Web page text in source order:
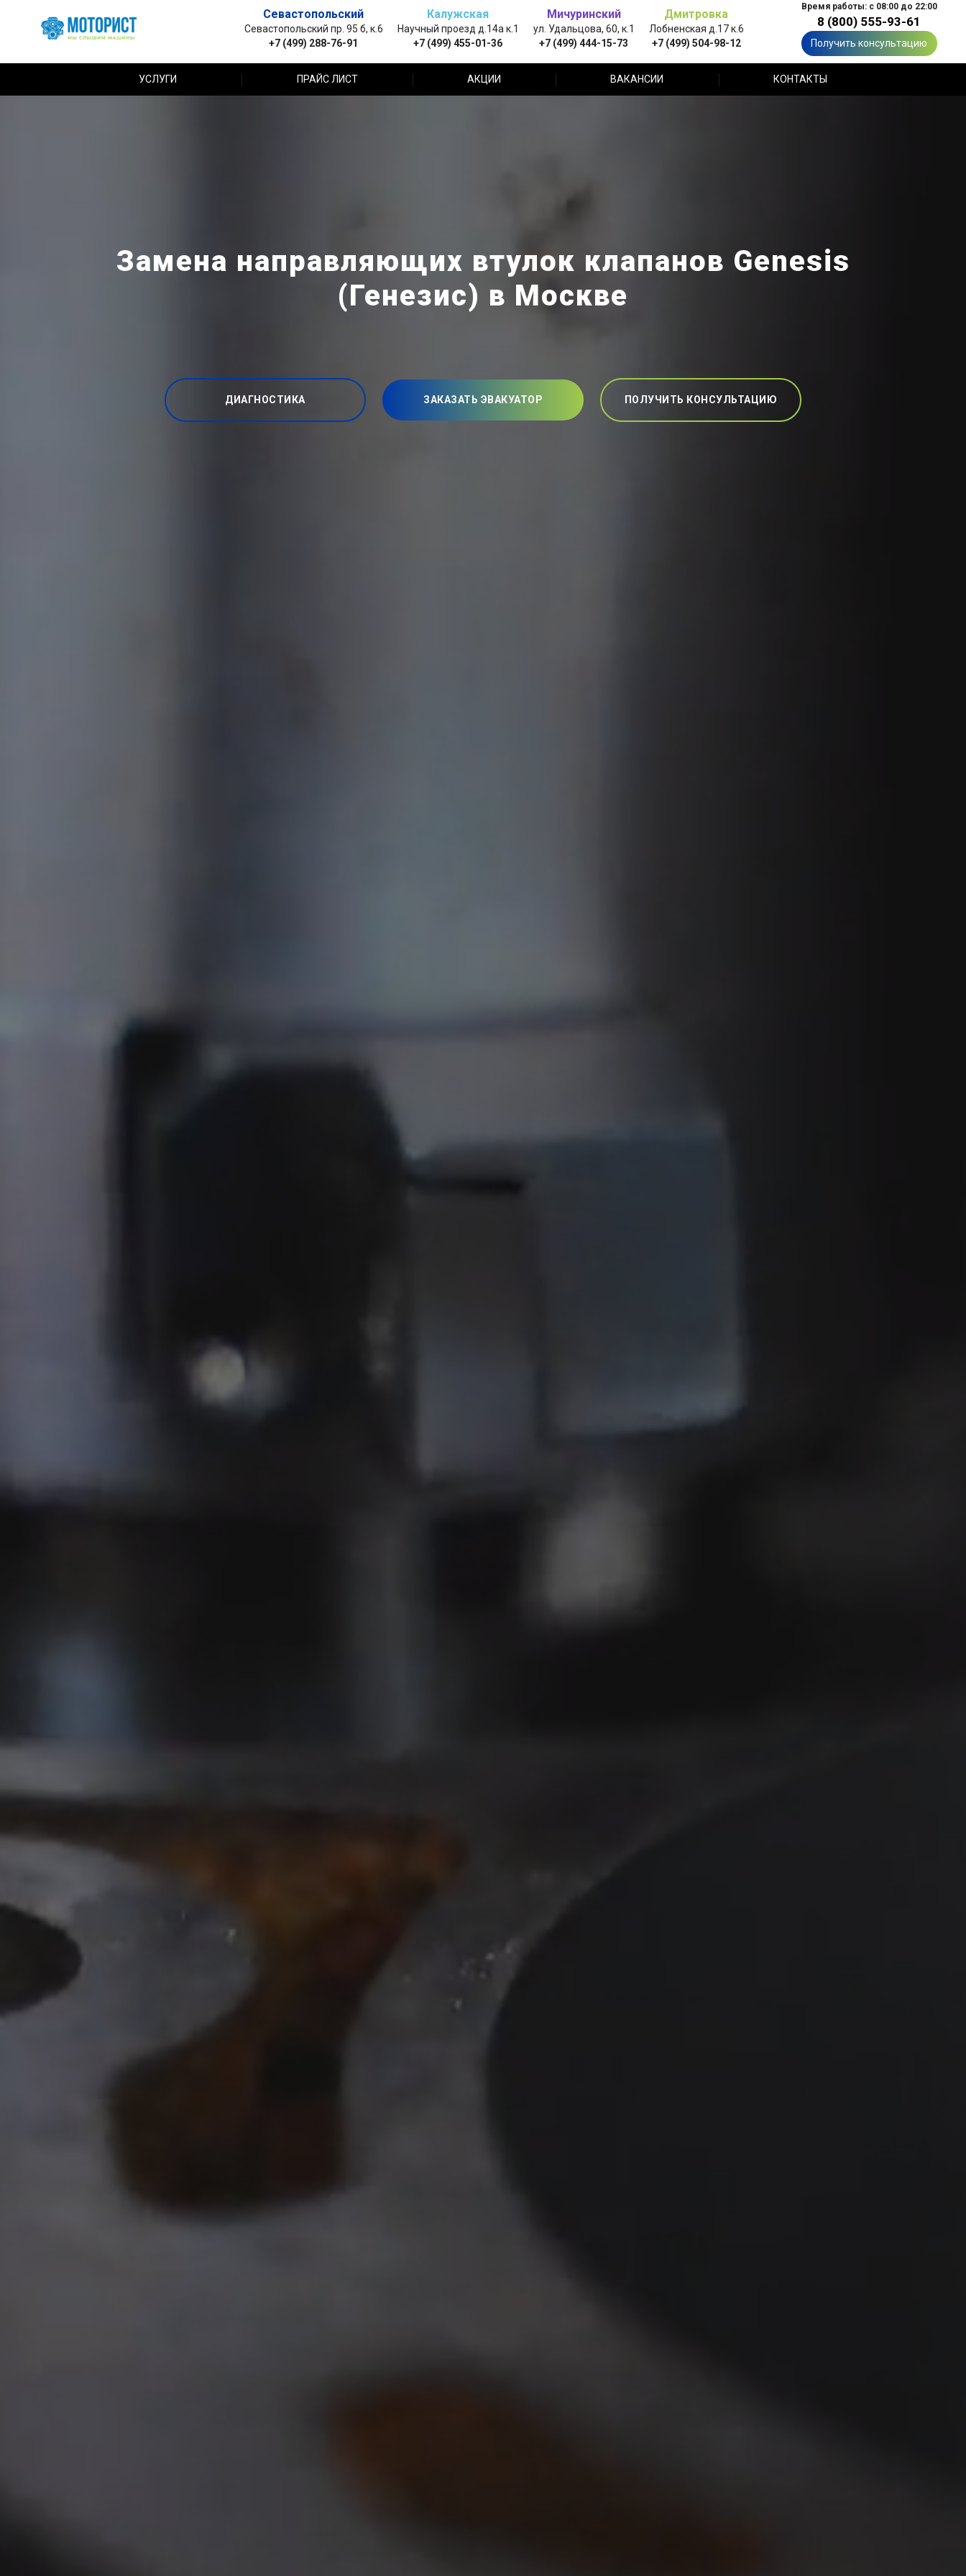
Севастопольский
Севастопольский пр. 95 б, к.6
+7 (499) 288-76-91
Калужская
Научный проезд д.14а к.1
+7 (499) 455-01-36
Мичуринский
ул. Удальцова, 60, к.1
+7 (499) 444-15-73
Дмитровка
Лобненская д.17 к.6
+7 (499) 504-98-12
Время работы: с 08:00 до 22:00
8 (800) 555-93-61
Получить консультацию
УСЛУГИ ПРАЙС ЛИСТ АКЦИИ ВАКАНСИИ КОНТАКТЫ
Замена направляющих втулок клапанов Genesis
(Генезис) в Москве
ДИАГНОСТИКА ЗАКАЗАТЬ ЭВАКУАТОР ПОЛУЧИТЬ КОНСУЛЬТАЦИЮ